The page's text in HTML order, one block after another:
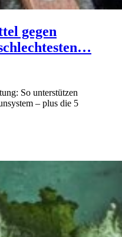
gegen
So unterstützen
– plus die 5